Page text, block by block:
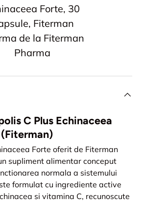
Forte, 30
Fiterman
de la Fiterman
Pharma
C Plus Echinaceea
Forte oferit de Fiterman
supliment alimentar conceput
normala a sistemului
formulat cu ingrediente active
si vitamina C, recunoscute